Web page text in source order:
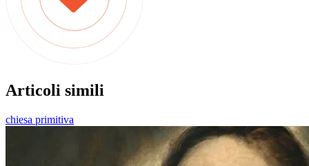
Articoli simili
chiesa primitiva